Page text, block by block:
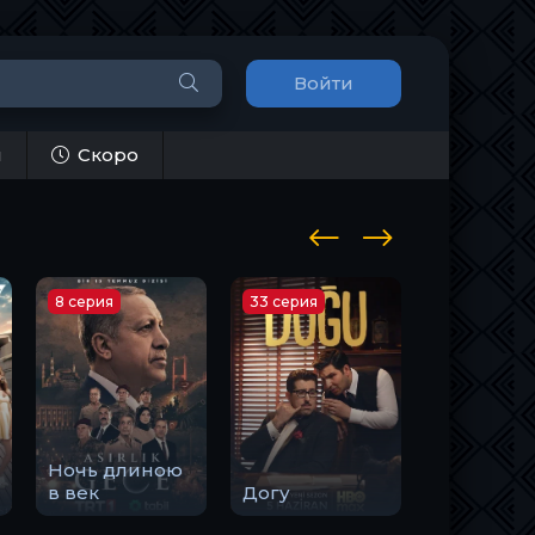
Войти
Скоро
Ночь длиною
в век
8 серия
Догу
33 серия